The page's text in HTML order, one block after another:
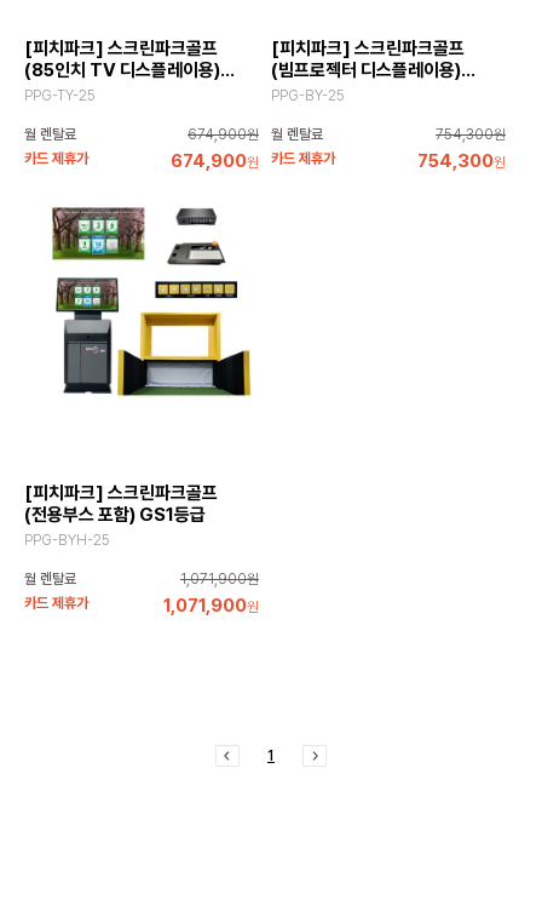
[피치파크] 스크린파크골프
(85인치 TV 디스플레이용)
GS1등급
PPG-TY-25
월 렌탈료
674,900원
카드 제휴가
674,900원
[피치파크] 스크린파크골프
(빔프로젝터 디스플레이용)
GS1등급
PPG-BY-25
월 렌탈료
754,300원
카드 제휴가
754,300원
[피치파크] 스크린파크골프
(전용부스 포함) GS1등급
PPG-BYH-25
월 렌탈료
1,071,900원
카드 제휴가
1,071,900원
1